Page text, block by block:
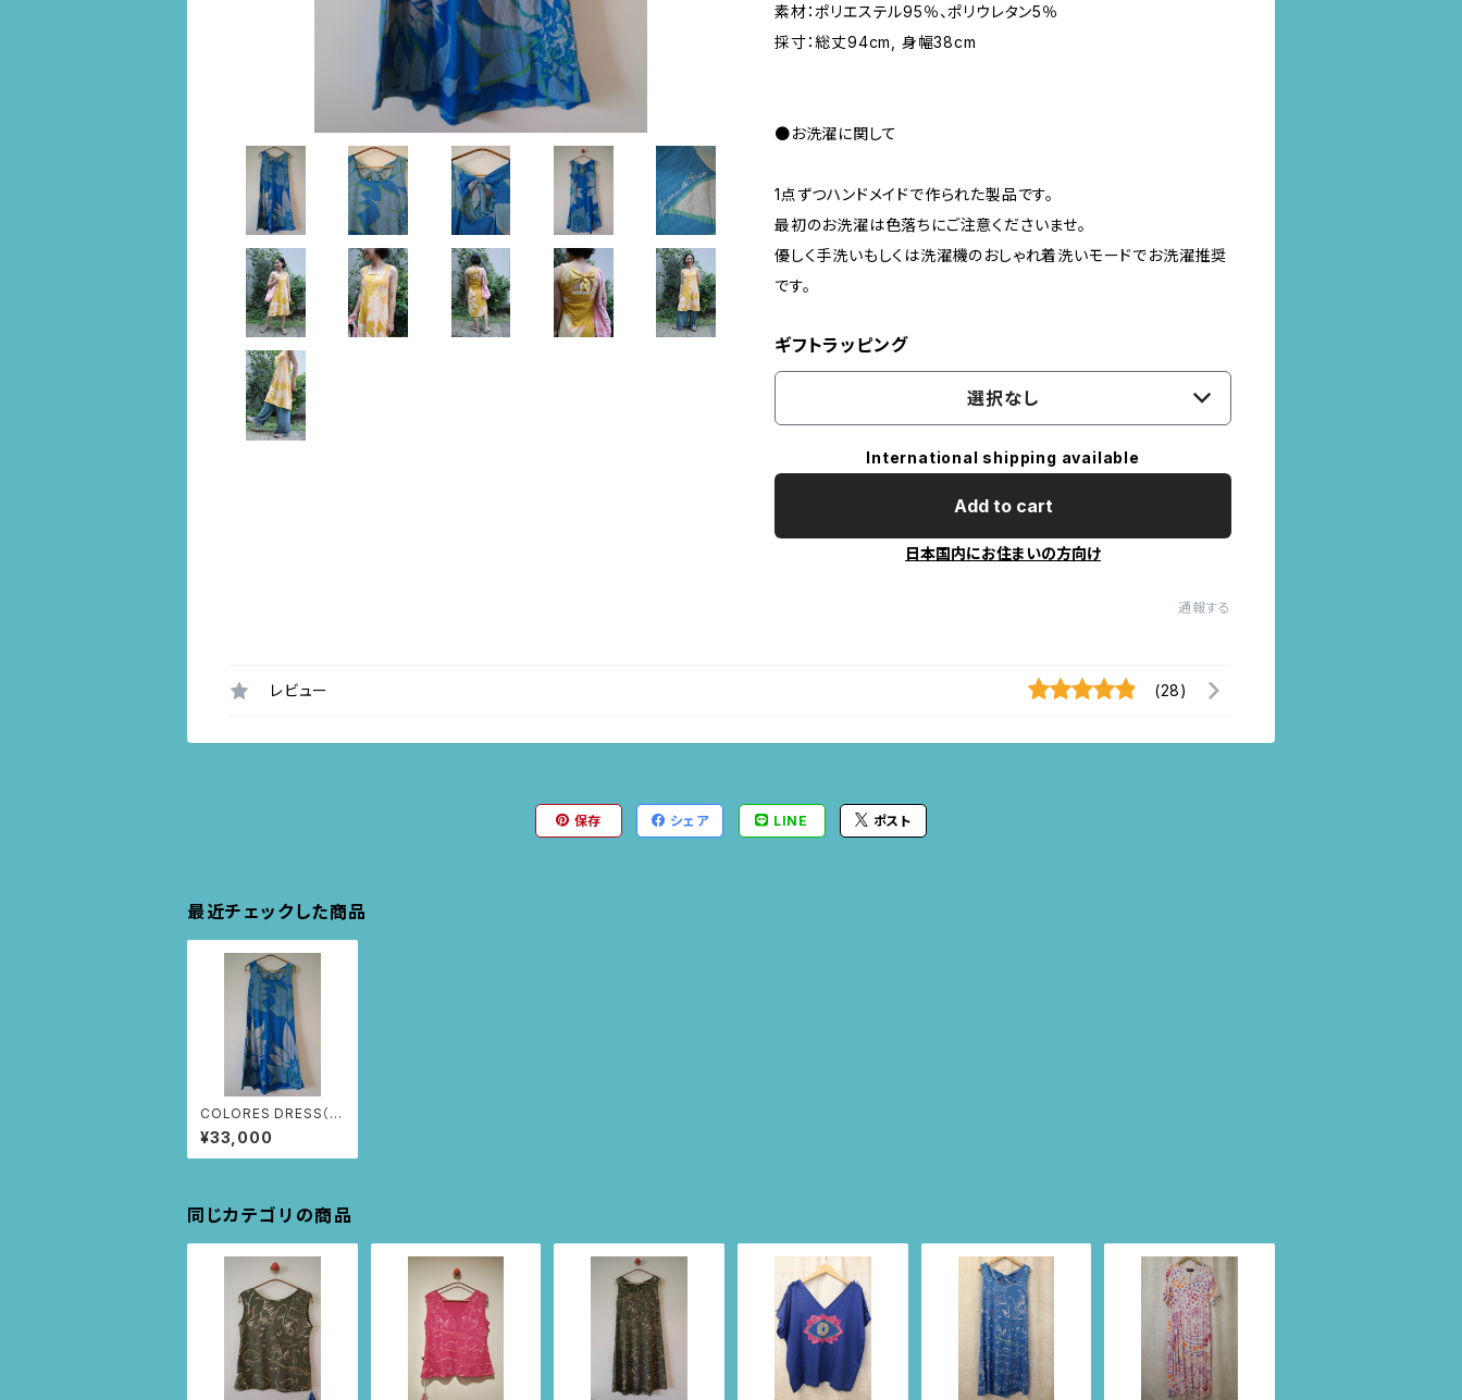
素材：ポリエステル95％、ポリウレタン5％
採寸：総丈94cm, 身幅38cm
●お洗濯に関して
1点ずつハンドメイドで作られた製品です。
最初のお洗濯は色落ちにご注意くださいませ。
優しく手洗いもしくは洗濯機のおしゃれ着洗いモードでお洗濯推奨
です。
ギフトラッピング
選択なし
International shipping available
Add to cart
日本国内にお住まいの方向け
通報する
レビュー (28)
保存 シェア LINE ポスト
最近チェックした商品
COLORES DRESS（ブ
ルー/ひまわり柄)
¥33,000
同じカテゴリの商品